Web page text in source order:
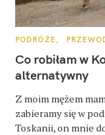
K
T
E
G
O
I
E
PODRÓŻE
Co robiłam w
alternatywny
Z moim mężem
zabieramy się w
Toskanii, on mnie